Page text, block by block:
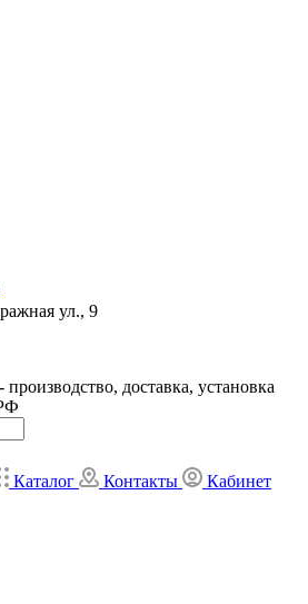
ул., 9
доставка, установка
Каталог Контакты Кабинет